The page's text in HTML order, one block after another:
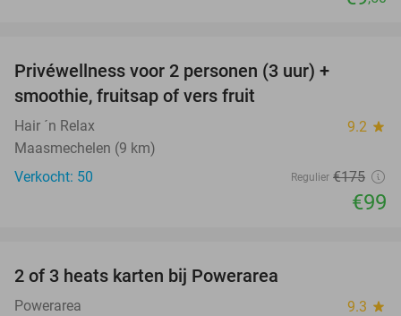
Privéwellness voor 2 personen (3 uur) +
smoothie, fruitsap of vers fruit
Hair ´n Relax 9.2 star
Maasmechelen (9 km)
Verkocht: 50
Regulier €175
€99
2 of 3 heats karten bij Powerarea
Powerarea 9.3 star